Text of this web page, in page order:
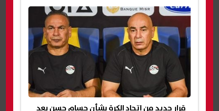
قرار جديد من اتحاد الكرة بشأن حسام حسن بعد